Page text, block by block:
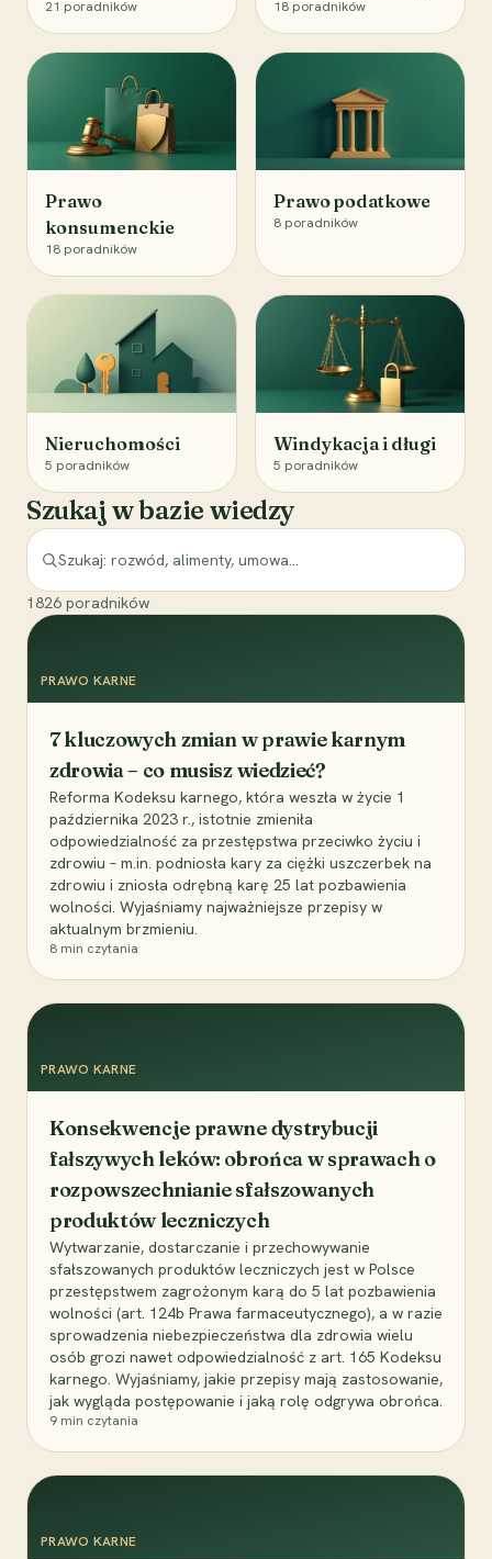
21 poradników 18 poradników
Prawo
konsumenckie
18 poradników
Prawo podatkowe
8 poradników
Nieruchomości
5 poradników
Windykacja i długi
5 poradników
Szukaj w bazie wiedzy
1826 poradników
PRAWO KARNE
7 kluczowych zmian w prawie karnym
zdrowia – co musisz wiedzieć?
Reforma Kodeksu karnego, która weszła w życie 1
października 2023 r., istotnie zmieniła
odpowiedzialność za przestępstwa przeciwko życiu i
zdrowiu – m.in. podniosła kary za ciężki uszczerbek na
zdrowiu i zniosła odrębną karę 25 lat pozbawienia
wolności. Wyjaśniamy najważniejsze przepisy w
aktualnym brzmieniu.
8 min czytania
PRAWO KARNE
Konsekwencje prawne dystrybucji
fałszywych leków: obrońca w sprawach o
rozpowszechnianie sfałszowanych
produktów leczniczych
Wytwarzanie, dostarczanie i przechowywanie
sfałszowanych produktów leczniczych jest w Polsce
przestępstwem zagrożonym karą do 5 lat pozbawienia
wolności (art. 124b Prawa farmaceutycznego), a w razie
sprowadzenia niebezpieczeństwa dla zdrowia wielu
osób grozi nawet odpowiedzialność z art. 165 Kodeksu
karnego. Wyjaśniamy, jakie przepisy mają zastosowanie,
jak wygląda postępowanie i jaką rolę odgrywa obrońca.
9 min czytania
PRAWO KARNE